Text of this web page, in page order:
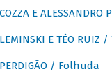
E ALESSANDRO
LEMINSKI E TÉO
/ Folhuda